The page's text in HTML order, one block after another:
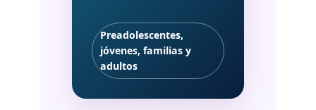
Preadolescentes,
jóvenes, familias y
adultos